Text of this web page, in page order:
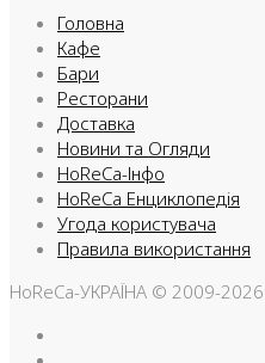
Головна
Кафе
Бари
Ресторани
Доставка
Новини та Огляди
HoReCa-Інфо
HoReCa Енциклопедія
Угода користувача
Правила використання
HoReCa-УКРАЇНА © 2009-2026